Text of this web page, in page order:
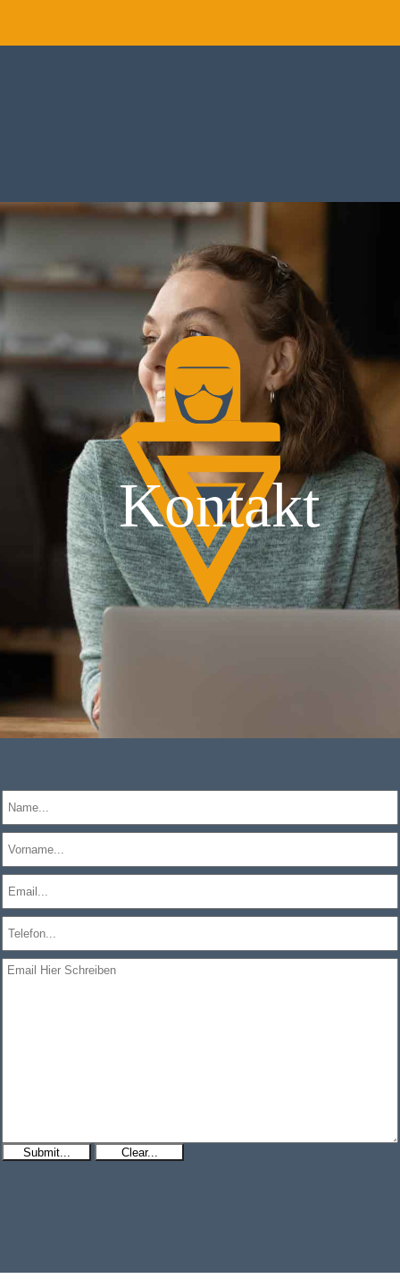
Kontakt
Submit... Clear...